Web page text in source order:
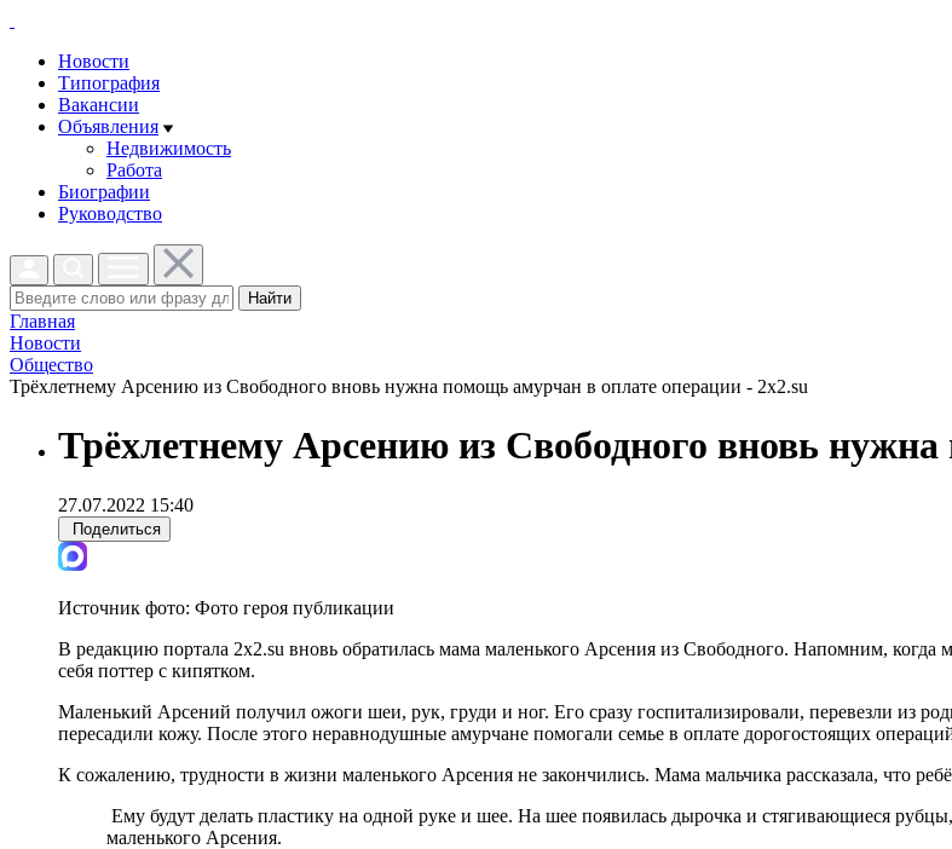
Новости
Типография
Вакансии
Объявления
Недвижимость
Работа
Биографии
Руководство
Найти
Главная
Новости
Общество
Трёхлетнему Арсению из Свободного вновь нужна помощь амурчан в оплате операции - 2x2.su
Трёхлетнему Арсению из Свободного вновь
27.07.2022 15:40
Поделиться
Источник фото: Фото героя публикации
В редакцию портала 2х2.su вновь обратилась мама маленького Арсения из Свободного. Напомним,
себя поттер с кипятком.
Маленький Арсений получил ожоги шеи, рук, груди и ног. Его сразу госпитализировали, перевезли из
пересадили кожу. После этого неравнодушные амурчане помогали семье в оплате дорогостоящих
К сожалению, трудности в жизни маленького Арсения не закончились. Мама мальчика рассказала, что
Ему будут делать пластику на одной руке и шее. На шее появилась дырочка и стягивающиеся
маленького Арсения.